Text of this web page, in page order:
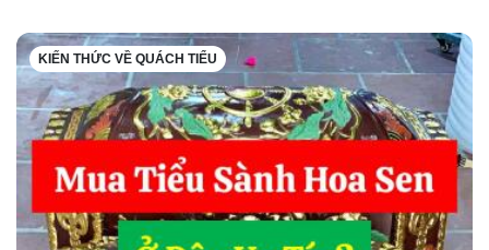
KIẾN THỨC VỀ QUÁCH TIỂU